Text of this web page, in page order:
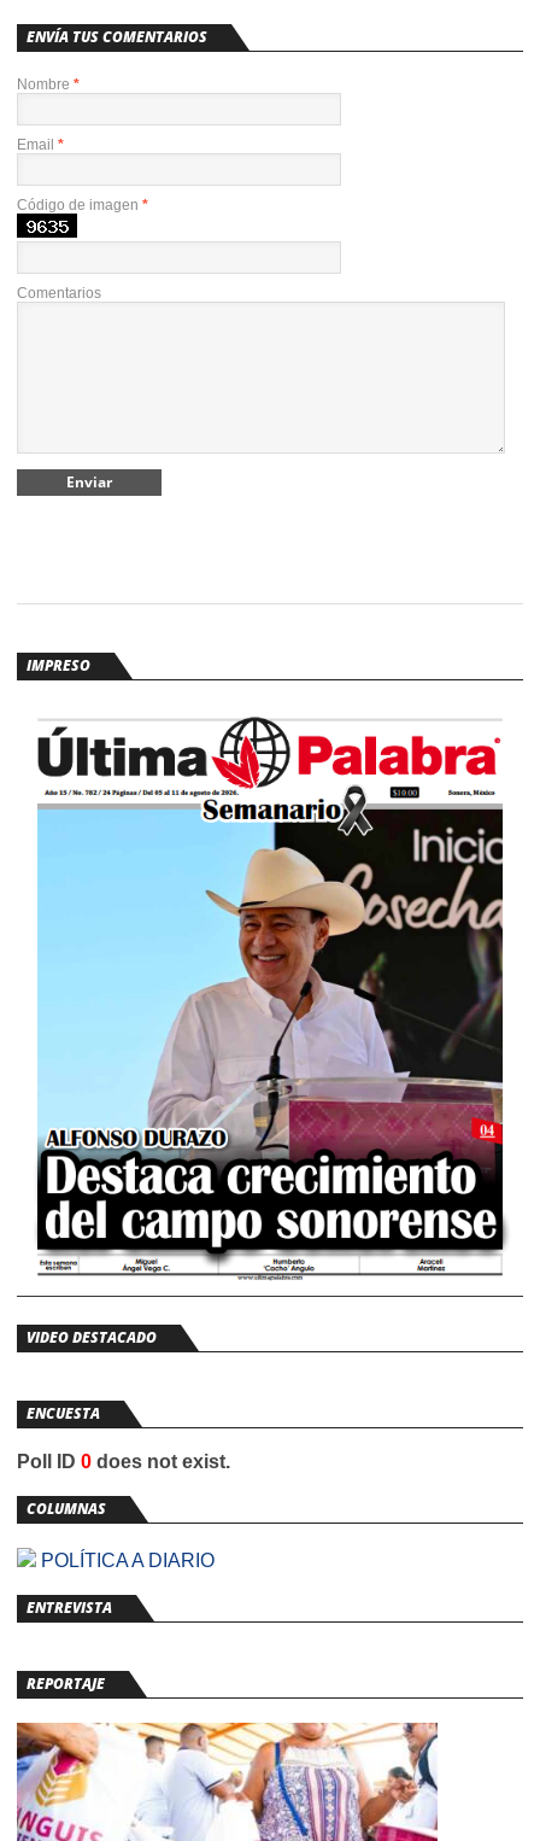
ENVÍA TUS COMENTARIOS
Nombre *
Email *
Código de imagen *
Comentarios
IMPRESO
VIDEO DESTACADO
ENCUESTA
Poll ID 0 does not exist.
COLUMNAS
POLÍTICA A DIARIO
ENTREVISTA
REPORTAJE